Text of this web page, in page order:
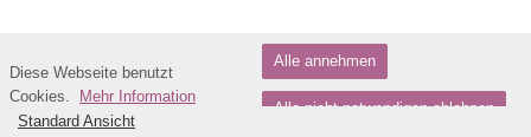
Standard Ansicht
Diese Webseite benutzt
Cookies.
Mehr Information
Alle annehmen
Alle nicht notwendigen ablehnen